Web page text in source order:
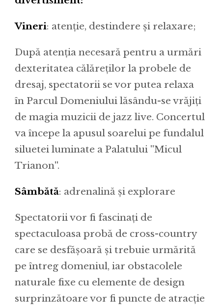
Vineri: atenție, destindere și relaxare;
După atenția necesară pentru a urmări
dexteritatea călăreților la probele de
dresaj, spectatorii se vor putea relaxa
în Parcul Domeniului lăsându-se vrăjiți
de magia muzicii de jazz live. Concertul
va începe la apusul soarelui pe fundalul
siluetei luminate a Palatului ''Micul
Trianon''.
Sâmbătă: adrenalină și explorare
Spectatorii vor fi fascinați de
spectaculoasa probă de cross-country
care se desfășoară și trebuie urmărită
pe întreg domeniul, iar obstacolele
naturale fixe cu elemente de design
surprinzătoare vor fi puncte de atracție